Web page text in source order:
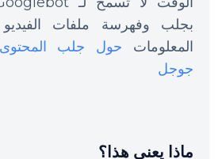
بجلب وفهرسة ملفات
المعلومات حول جلب
جوجل
ماذا يعني هذا؟